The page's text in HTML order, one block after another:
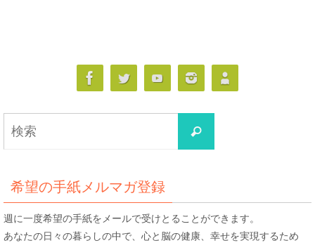
検
索
希望の手紙メルマガ登録
週に一度希望の手紙をメールで受けとることができます。
あなたの日々の暮らしの中で、心と脳の健康、幸せを実現するため